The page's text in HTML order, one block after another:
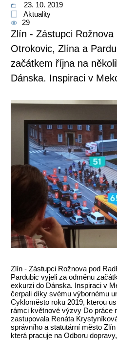
23. 10. 2019
Aktuality
29
Zlín - Zástupci Rožnova
Otrokovic, Zlína a
začátkem října na
Dánska. Inspiraci v
Zlín - Zástupci Rožnova pod
Pardubic vyjeli za odměnu
exkurzi do Dánska. Inspiraci v
čerpali díky svému výbornému
Cykloměsto roku 2019, kterou
rámci květnové výzvy Do práce
zastupovala Renáta
správního a statutární město
která pracuje na Odboru